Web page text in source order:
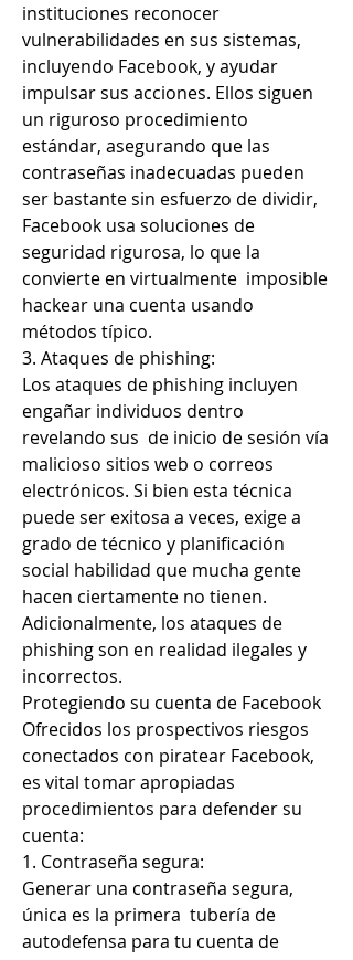
instituciones reconocer
vulnerabilidades en sus sistemas,
incluyendo Facebook, y ayudar
impulsar sus acciones. Ellos siguen
un riguroso procedimiento
estándar, asegurando que las
contraseñas inadecuadas pueden
ser bastante sin esfuerzo de dividir,
Facebook usa soluciones de
seguridad rigurosa, lo que la
convierte en virtualmente  imposible
hackear una cuenta usando
métodos típico.
3. Ataques de phishing:
Los ataques de phishing incluyen
engañar individuos dentro
revelando sus  de inicio de sesión vía
malicioso sitios web o correos
electrónicos. Si bien esta técnica
puede ser exitosa a veces, exige a
grado de técnico y planificación
social habilidad que mucha gente
hacen ciertamente no tienen.
Adicionalmente, los ataques de
phishing son en realidad ilegales y
incorrectos.
Protegiendo su cuenta de Facebook
Ofrecidos los prospectivos riesgos
conectados con piratear Facebook,
es vital tomar apropiadas
procedimientos para defender su
cuenta:
1. Contraseña segura:
Generar una contraseña segura,
única es la primera  tubería de
autodefensa para tu cuenta de